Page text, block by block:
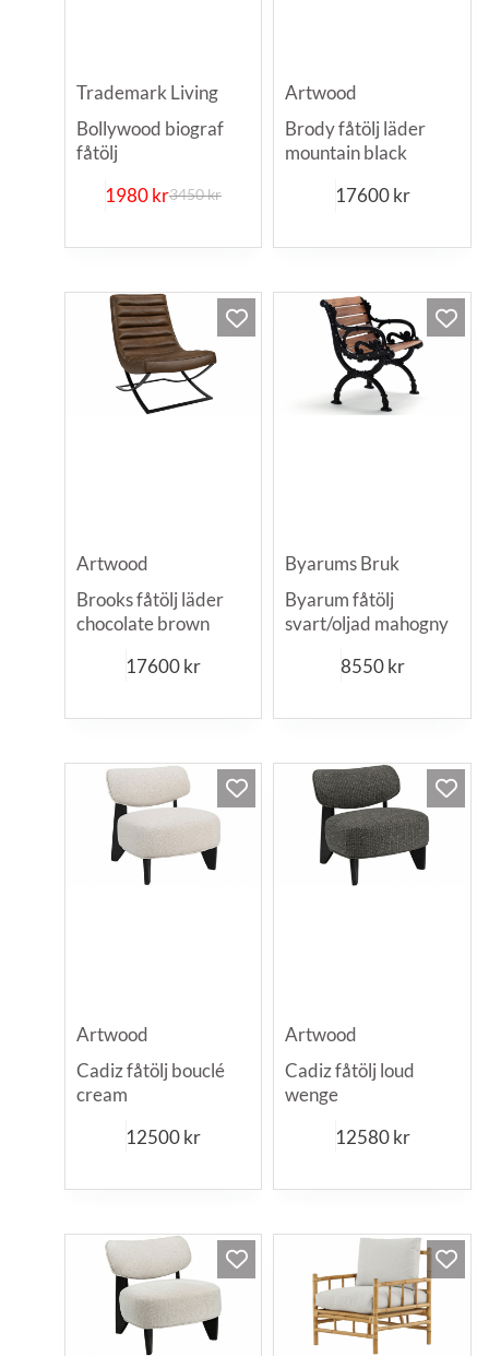
Trademark Living
Bollywood biograf
fåtölj
3450kr
1980kr
Artwood
Brody fåtölj läder
mountain black
17600kr
Artwood
Brooks fåtölj läder
chocolate brown
17600kr
Byarums Bruk
Byarum fåtölj
svart/oljad mahogny
8550kr
Artwood
Cadiz fåtölj bouclé
cream
12500kr
Artwood
Cadiz fåtölj loud
wenge
12580kr